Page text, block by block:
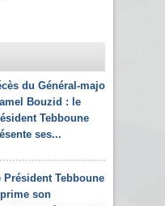
du Général-major
Bouzid : le
Tebboune
ses...
Président Tebboune
son